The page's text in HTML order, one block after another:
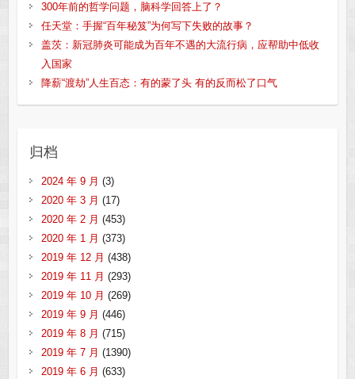
300年前的哲学问题，脑科学回答上了？
任天堂：手握“百年秘笈”为何写下失败的故事？
盖茨：新冠肺炎可能成为百年不遇的大流行病，应帮助中低收
入国家
降薪“渡劫”人生百态：有的蒙了头 有的反而松了口气
归档
2024 年 9 月 (3)
2020 年 3 月 (17)
2020 年 2 月 (453)
2020 年 1 月 (373)
2019 年 12 月 (438)
2019 年 11 月 (293)
2019 年 10 月 (269)
2019 年 9 月 (446)
2019 年 8 月 (715)
2019 年 7 月 (1390)
2019 年 6 月 (633)